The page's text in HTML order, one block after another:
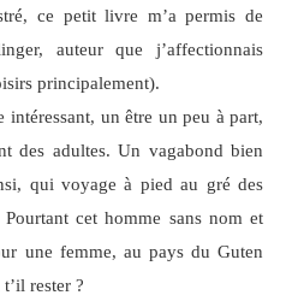
ce petit livre m’a permis de
auteur que j’affectionnais
principalement).
intéressant, un être un peu à part,
des adultes. Un vagabond bien
qui voyage à pied au gré des
Pourtant cet homme sans nom et
une femme, au pays du Guten
rester ?